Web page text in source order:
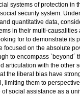
systems of protection in
security system.
quantitative data,
in their multi-
for to demonstrate its
focused on the absolute
to encompass `beyond´
articulation with the other
the liberal bias have
limiting them to
social assistance as a